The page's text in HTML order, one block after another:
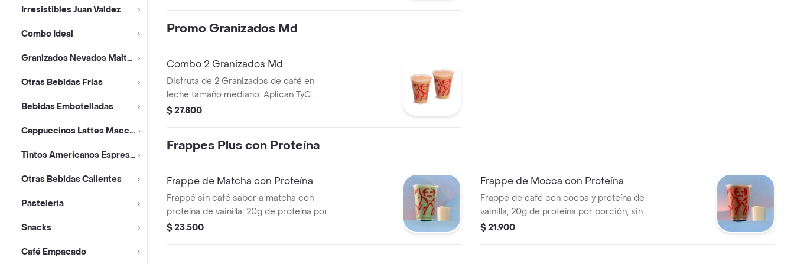
Irresistibles Juan Valdez
Combo Ideal
Granizados Nevados Malteadas
Otras Bebidas Frías
Bebidas Embotelladas
Cappuccinos Lattes Macchiatos
Tintos Americanos Espressos
Otras Bebidas Calientes
Pastelería
Snacks
Café Empacado
Promo Granizados Md
Combo 2 Granizados Md
Disfruta de 2 Granizados de café en
leche tamaño mediano. Aplican TyC.
Producto sujeto a disponibilidad en
$ 27.800
Frappes Plus con Proteína
Frappe de Matcha con Proteína
Frappé sin café sabor a matcha con
proteína de vainilla, 20g de proteína por
porción, sin azúcar añadida, textura
$ 23.500
Frappe de Mocca con Proteína
Frappé de café con cocoa y proteína de
vainilla, 20g de proteína por porción, sin
azúcar añadida, textura granizada y
$ 21.900